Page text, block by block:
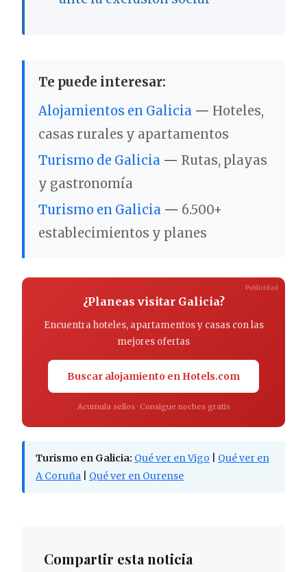
Te puede interesar:
Alojamientos en Galicia — Hoteles,
casas rurales y apartamentos
Turismo de Galicia — Rutas, playas
y gastronomía
Turismo en Galicia — 6.500+
establecimientos y planes
¿Planeas visitar Galicia?
Encuentra hoteles, apartamentos y casas con las
mejores ofertas
Buscar alojamiento en Hotels.com
Acumula sellos · Consigue noches gratis
Publicidad
Turismo en Galicia: Qué ver en Vigo
Qué ver en
A Coruña
Qué ver en Ourense
Compartir esta noticia